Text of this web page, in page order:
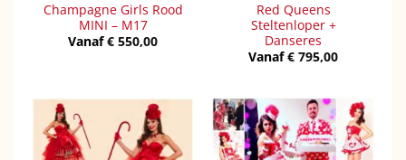
Champagne Girls Rood
MINI – M17
Vanaf€ 550,00
Red Queens
Steltenloper +
Danseres
Vanaf€ 795,00